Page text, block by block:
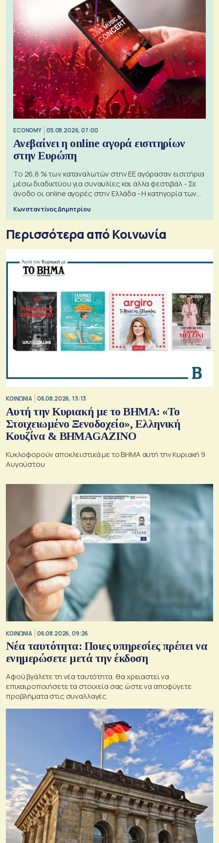
ECONOMY 05.08.2026, 07:00
Ανεβαίνει η online αγορά εισιτηρίων
στην Ευρώπη
Το 26,8 % των καταναλωτών στην ΕΕ αγόρασαν εισιτήρια
μέσω διαδικτύου για συναυλίες και άλλα φεστιβάλ - Σε
άνοδο οι online αγορές στην Ελλάδα - Η κατηγορία των
Κωνσταντίνος Δημητρίου
Περισσότερα από Κοινωνία
ΚΟΙΝΩΝΙΑ 06.08.2026, 13:13
Αυτή την Κυριακή με το ΒΗΜΑ: «Το
Στοιχειωμένο Ξενοδοχείο», Ελληνική
Κουζίνα & ΒΗΜΑGAZINO
Κυκλοφορούν αποκλειστικά με το ΒΗΜΑ αυτή την Κυριακή 9
Αυγούστου
ΚΟΙΝΩΝΙΑ 06.08.2026, 09:26
Νέα ταυτότητα: Ποιες υπηρεσίες πρέπει να
ενημερώσετε μετά την έκδοση
Αφού βγάλετε τη νέα ταυτότητα, θα χρειαστεί να
επικαιροποιήσετε τα στοιχεία σας ώστε να αποφύγετε
προβλήματα στις συναλλαγές